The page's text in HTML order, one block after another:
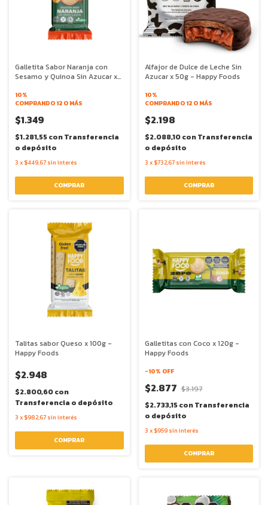
Galletita Sabor Naranja con
Sesamo y Quinoa Sin Azucar x
10%
COMPRANDO 12 O MÁS
$1.349
$1.281,55conTransferencia
o depósito
3 x $449,67 sin interés
Alfajor de Dulce de Leche Sin
Azucar x 50g - Happy Foods
10%
COMPRANDO 12 O MÁS
$2.198
$2.088,10conTransferencia
o depósito
3 x $732,67 sin interés
Talitas sabor Queso x 100g -
Happy Foods
$2.948
$2.800,60con
Transferencia o depósito
3 x $982,67 sin interés
Galletitas con Coco x 120g -
Happy Foods
-10% OFF
$2.877 $3.197
$2.733,15conTransferencia
o depósito
3 x $959 sin interés